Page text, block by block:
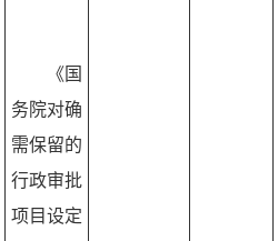
《国
务院对确
需保留的
行政审批
项目设定